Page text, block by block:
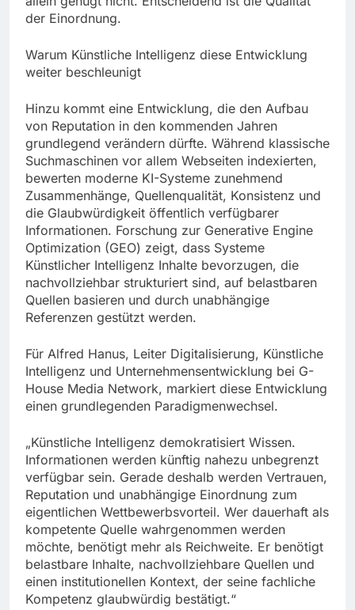
der Einordnung.
Warum Künstliche Intelligenz diese Entwicklung
weiter beschleunigt
Hinzu kommt eine Entwicklung, die den Aufbau
von Reputation in den kommenden Jahren
grundlegend verändern dürfte. Während klassische
Suchmaschinen vor allem Webseiten indexierten,
bewerten moderne KI-Systeme zunehmend
Zusammenhänge, Quellenqualität, Konsistenz und
die Glaubwürdigkeit öffentlich verfügbarer
Informationen. Forschung zur Generative Engine
Optimization (GEO) zeigt, dass Systeme
Künstlicher Intelligenz Inhalte bevorzugen, die
nachvollziehbar strukturiert sind, auf belastbaren
Quellen basieren und durch unabhängige
Referenzen gestützt werden.
Für Alfred Hanus, Leiter Digitalisierung, Künstliche
Intelligenz und Unternehmensentwicklung bei G-
House Media Network, markiert diese Entwicklung
einen grundlegenden Paradigmenwechsel.
„Künstliche Intelligenz demokratisiert Wissen.
Informationen werden künftig nahezu unbegrenzt
verfügbar sein. Gerade deshalb werden Vertrauen,
Reputation und unabhängige Einordnung zum
eigentlichen Wettbewerbsvorteil. Wer dauerhaft als
kompetente Quelle wahrgenommen werden
möchte, benötigt mehr als Reichweite. Er benötigt
belastbare Inhalte, nachvollziehbare Quellen und
einen institutionellen Kontext, der seine fachliche
Kompetenz glaubwürdig bestätigt.“